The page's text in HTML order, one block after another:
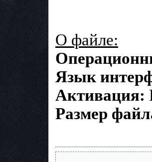
О файле:
Язык
Активация:
Размер